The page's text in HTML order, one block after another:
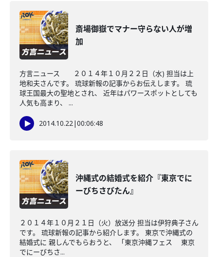
斎場御嶽でマナー守らない人が増
加
方言ニュース ２０１４年１０月２２日（水) 担当は上
地和夫さんです。 琉球新報の記事からお伝えします。 琉
球王国最大の聖地とされ、 近年はパワースポットとしても
人気も高まり、 ...
2014.10.22|00:06:48
沖縄式の結婚式を紹介『東京でに
ーびちさびたん』
２０１４年１０月２１日（火）放送分 担当は伊狩典子さん
です。 琉球新報の記事から紹介します。 東京で沖縄式の
結婚式に 親しんでもらおうと、 「東京沖縄フェス 東京
でにーびちさ...